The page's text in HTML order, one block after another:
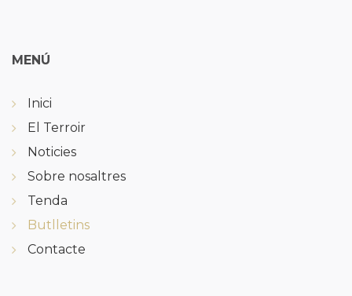
MENÚ
Inici
El Terroir
Noticies
Sobre nosaltres
Tenda
Butlletins
Contacte